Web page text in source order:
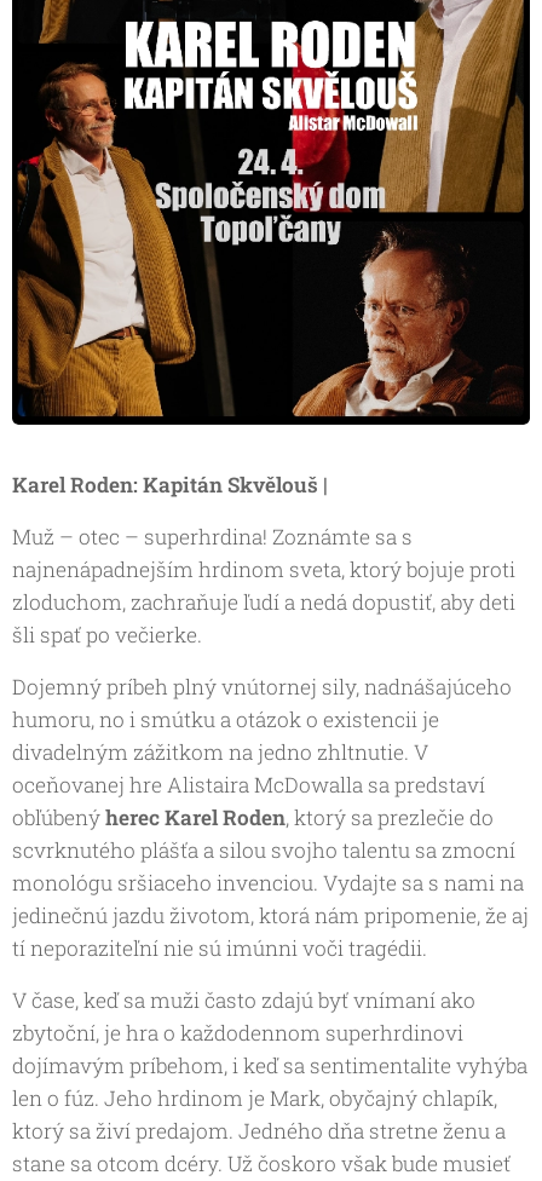
Karel Roden: Kapitán Skvělouš |
Muž – otec – superhrdina! Zoznámte sa s
najnenápadnejším hrdinom sveta, ktorý bojuje proti
zloduchom, zachraňuje ľudí a nedá dopustiť, aby deti
šli spať po večierke.
Dojemný príbeh plný vnútornej sily, nadnášajúceho
humoru, no i smútku a otázok o existencii je
divadelným zážitkom na jedno zhltnutie. V
oceňovanej hre Alistaira McDowalla sa predstaví
obľúbenýherec Karel Roden, ktorý sa prezlečie do
scvrknutého plášťa a silou svojho talentu sa zmocní
monológu sršiaceho invenciou. Vydajte sa s nami na
jedinečnú jazdu životom, ktorá nám pripomenie, že aj
tí neporaziteľní nie sú imúnni voči tragédii.
V čase, keď sa muži často zdajú byť vnímaní ako
zbytoční, je hra o každodennom superhrdinovi
dojímavým príbehom, i keď sa sentimentalite vyhýba
len o fúz. Jeho hrdinom je Mark, obyčajný chlapík,
ktorý sa živí predajom. Jedného dňa stretne ženu a
stane sa otcom dcéry. Už čoskoro však bude musieť